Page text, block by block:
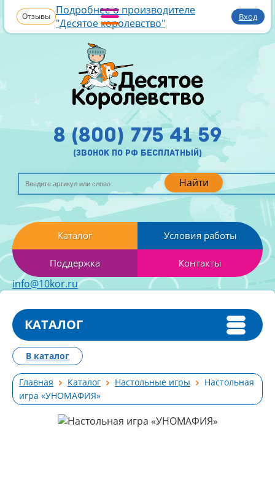
Отзывы Подробнее о производителе
"Десятое королевство"
Вход
Найти
8 (800) 775 41 59
(звонок по рф бесплатный)
Каталог Условия работы
Поддержка Контакты
info@10kor.ru
КАТАЛОГ
Главная Каталог Настольные игры
Настольная
игра «УНОМАФИЯ»
В каталог